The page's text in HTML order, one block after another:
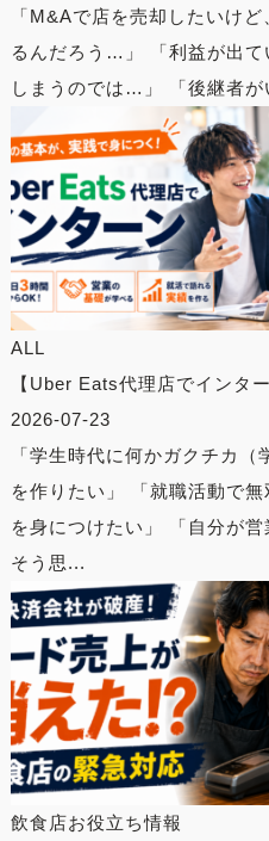
「M&Aで店を売却したいけ
るんだろう…」 「利益が出て
しまうのでは…」 「後継者
ALL
【Uber Eats代理店でインタ
2026-07-23
「学生時代に何かガクチカ（
を作りたい」 「就職活動で
を身につけたい」 「自分が営
そう思...
飲食店お役立ち情報